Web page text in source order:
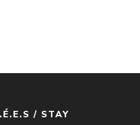
/ STAY